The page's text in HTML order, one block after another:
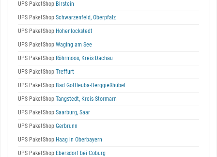
UPS PaketShop Birstein
UPS PaketShop Schwarzenfeld, Oberpfalz
UPS PaketShop Hohenlockstedt
UPS PaketShop Waging am See
UPS PaketShop Röhrmoos, Kreis Dachau
UPS PaketShop Treffurt
UPS PaketShop Bad Gottleuba-Berggießhübel
UPS PaketShop Tangstedt, Kreis Stormarn
UPS PaketShop Saarburg, Saar
UPS PaketShop Gerbrunn
UPS PaketShop Haag in Oberbayern
UPS PaketShop Ebersdorf bei Coburg